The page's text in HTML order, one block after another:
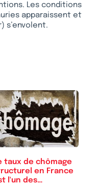
Les conditions
apparaissent et
s’envolent.
taux de chômage
en France
l'un des…